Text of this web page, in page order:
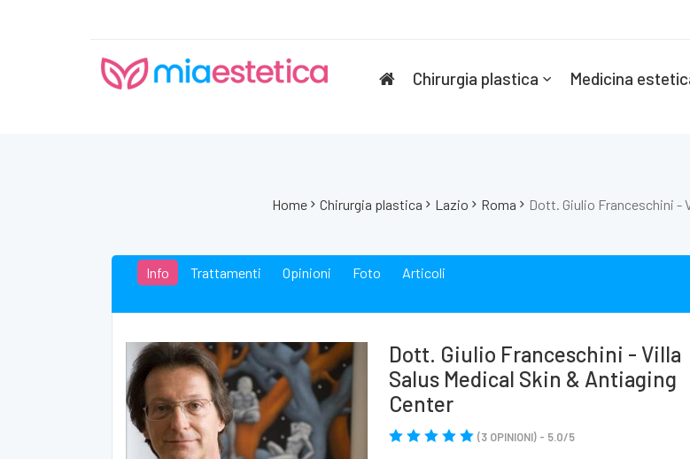
Chirurgia plastica Medicina
Home Chirurgia plastica Lazio Roma Dott. Giulio Franceschini -
Info Trattamenti Opinioni Foto Articoli
Dott. Giulio Franceschini - Villa
Salus Medical Skin & Antiaging
Center
(3OPINIONI) - 5.0/5